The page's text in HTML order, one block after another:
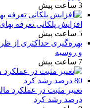
3 ساعت پیش
افزایش پلکانی تعرفه
5 ساعت پیش
بهره‌گیری حداکثری از
و روسیه
7 ساعت پیش
درصد رشد کرد